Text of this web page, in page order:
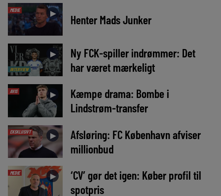
MEDIE ► Henter Mads Junker
INTERVIEW
►
Ny FCK-spiller indrømmer: Det
har været mærkeligt
AVIS ►
Kæmpe drama: Bombe i
Lindstrøm-transfer
EKSKLUSIVT ►
Afsløring: FC København afviser
millionbud
MEDIE ►
‘CV’ gør det igen: Køber profil til
spotpris